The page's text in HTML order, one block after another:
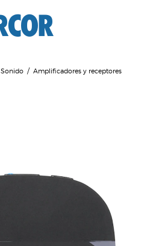
Sonido Amplificadores y receptores